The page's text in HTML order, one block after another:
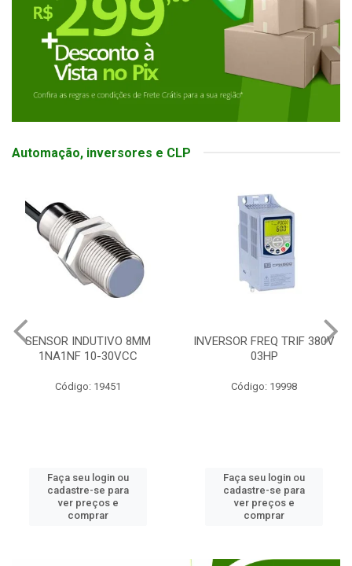
Automação, inversores e CLP
INDUTIVO 8MM
1NA1NF 10-30VCC
Código: 19451
Faça seu login ou
cadastre-se para
ver preços e
comprar
INVERSOR FREQ TRIF 380V
03HP
Código: 19998
Faça seu login ou
cadastre-se para
ver preços e
comprar